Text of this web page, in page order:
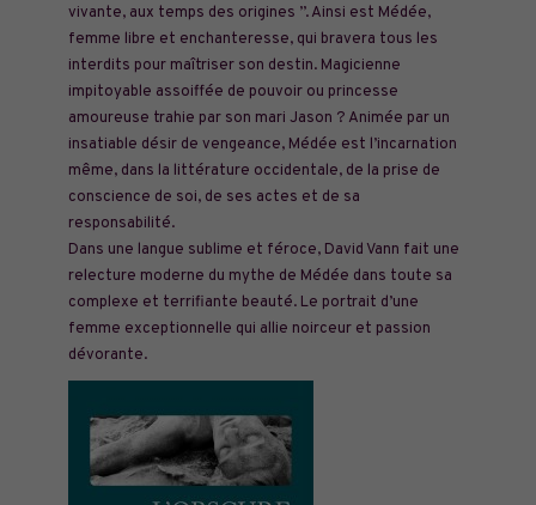
vivante, aux temps des origines ”. Ainsi est Médée,
femme libre et enchanteresse, qui bravera tous les
interdits pour maîtriser son destin. Magicienne
impitoyable assoiffée de pouvoir ou princesse
amoureuse trahie par son mari Jason ? Animée par un
insatiable désir de vengeance, Médée est l’incarnation
même, dans la littérature occidentale, de la prise de
conscience de soi, de ses actes et de sa
responsabilité.
Dans une langue sublime et féroce, David Vann fait une
relecture moderne du mythe de Médée dans toute sa
complexe et terrifiante beauté. Le portrait d’une
femme exceptionnelle qui allie noirceur et passion
dévorante.